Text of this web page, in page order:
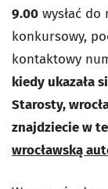
9.00 wysłać
konkursowy,
kontaktowy
kiedy ukazała
Starosty,
znajdziecie w
wrocławską